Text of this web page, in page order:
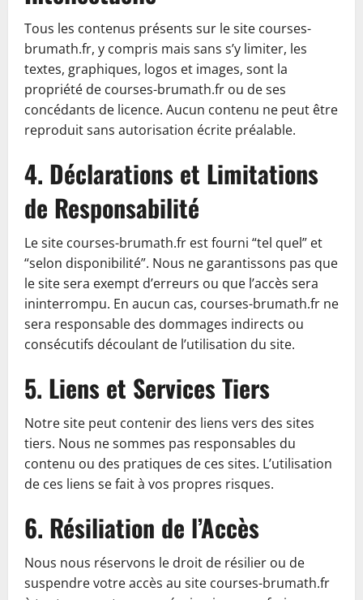
Tous les contenus présents sur le site courses-
brumath.fr, y compris mais sans s’y limiter, les
textes, graphiques, logos et images, sont la
propriété de courses-brumath.fr ou de ses
concédants de licence. Aucun contenu ne peut être
reproduit sans autorisation écrite préalable.
4. Déclarations et Limitations
de Responsabilité
Le site courses-brumath.fr est fourni “tel quel” et
“selon disponibilité”. Nous ne garantissons pas que
le site sera exempt d’erreurs ou que l’accès sera
ininterrompu. En aucun cas, courses-brumath.fr ne
sera responsable des dommages indirects ou
consécutifs découlant de l’utilisation du site.
5. Liens et Services Tiers
Notre site peut contenir des liens vers des sites
tiers. Nous ne sommes pas responsables du
contenu ou des pratiques de ces sites. L’utilisation
de ces liens se fait à vos propres risques.
6. Résiliation de l’Accès
Nous nous réservons le droit de résilier ou de
suspendre votre accès au site courses-brumath.fr